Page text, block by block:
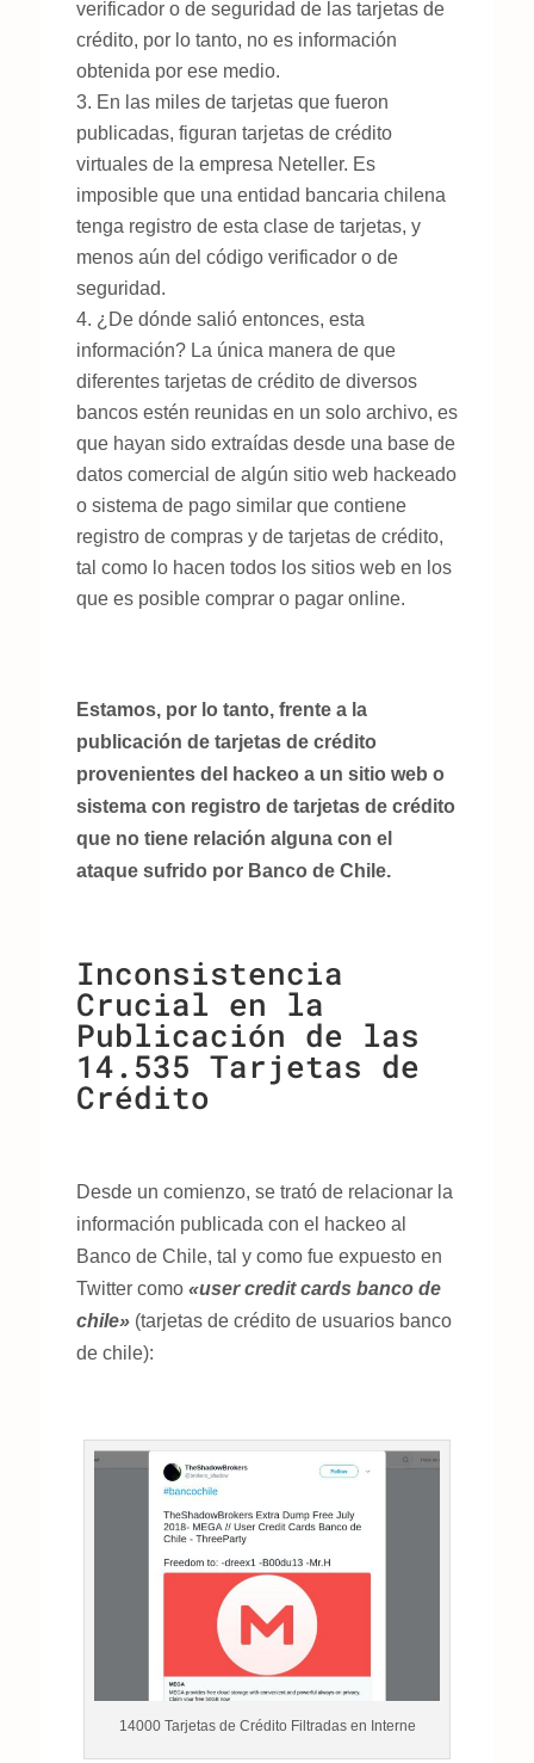
verificador o de seguridad de las tarjetas de
crédito, por lo tanto, no es información
obtenida por ese medio.
En las miles de tarjetas que fueron
publicadas, figuran tarjetas de crédito
virtuales de la empresa Neteller. Es
imposible que una entidad bancaria chilena
tenga registro de esta clase de tarjetas, y
menos aún del código verificador o de
seguridad.
¿De dónde salió entonces, esta
información? La única manera de que
diferentes tarjetas de crédito de diversos
bancos estén reunidas en un solo archivo, es
que hayan sido extraídas desde una base de
datos comercial de algún sitio web hackeado
o sistema de pago similar que contiene
registro de compras y de tarjetas de crédito,
tal como lo hacen todos los sitios web en los
que es posible comprar o pagar online.
Estamos, por lo tanto, frente a la
publicación de tarjetas de crédito
provenientes del hackeo a un sitio web o
sistema con registro de tarjetas de crédito
que no tiene relación alguna con el
ataque sufrido por Banco de Chile.
Inconsistencia
Crucial en la
Publicación de las
14.535 Tarjetas de
Crédito
Desde un comienzo, se trató de relacionar la
información publicada con el hackeo al
Banco de Chile, tal y como fue expuesto en
Twitter como «user credit cards banco de
chile»(tarjetas de crédito de usuarios banco
de chile):
14000 Tarjetas de Crédito Filtradas en Interne